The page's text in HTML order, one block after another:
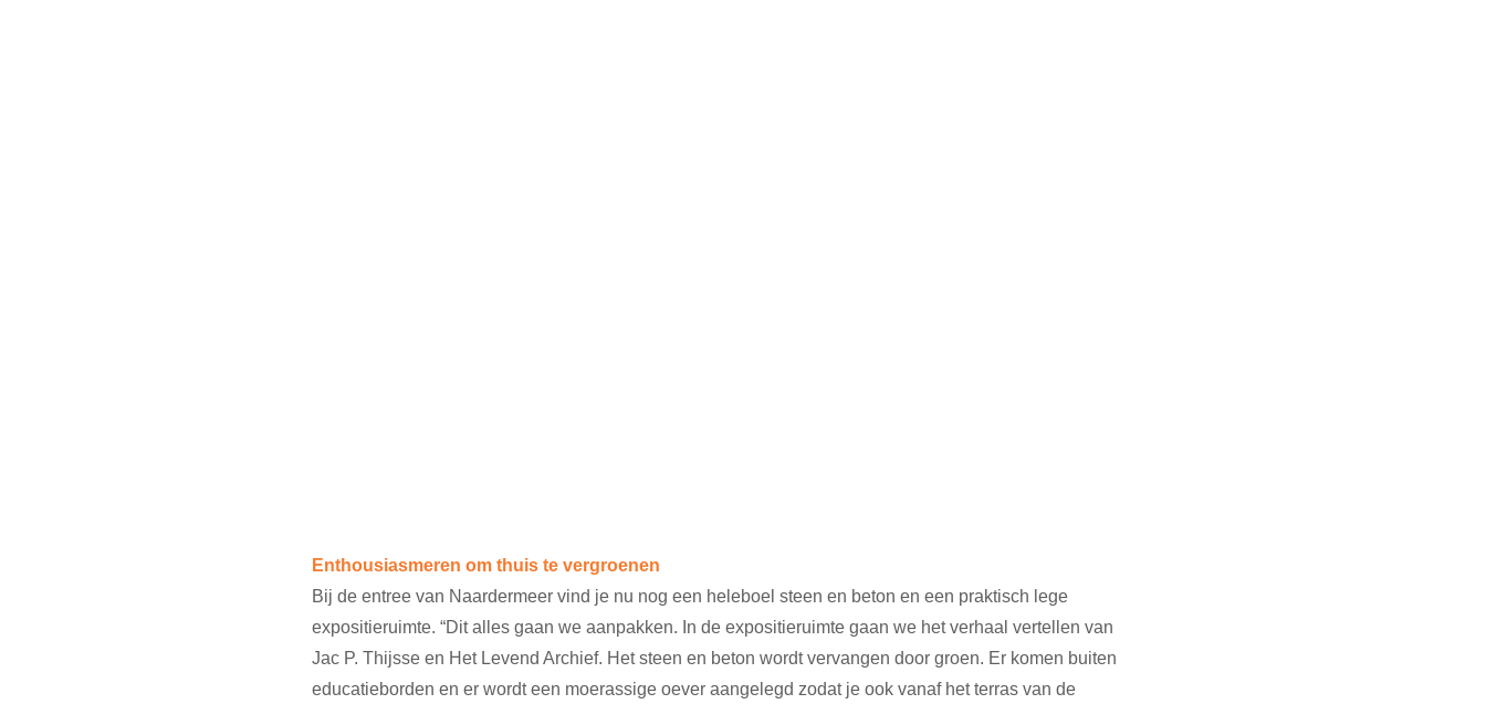
Enthousiasmeren om thuis te vergroenen
Bij de entree van Naardermeer vind je nu nog een heleboel steen en beton en een praktisch lege
expositieruimte. “Dit alles gaan we aanpakken. In de expositieruimte gaan we het verhaal vertellen van
Jac P. Thijsse en Het Levend Archief. Het steen en beton wordt vervangen door groen. Er komen buiten
educatieborden en er wordt een moerassige oever aangelegd zodat je ook vanaf het terras van de